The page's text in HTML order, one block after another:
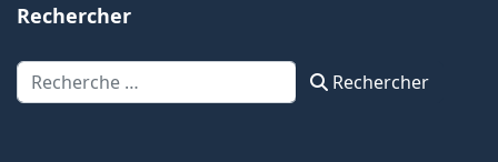
Rechercher
Rechercher Rechercher